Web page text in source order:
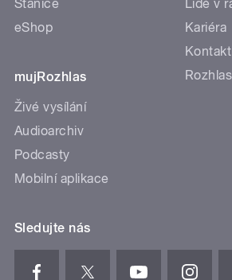
Stanice
eShop
mujRozhlas
Živé vysílání
Audioarchiv
Podcasty
Mobilní aplikace
Lidé v
Kariéra
Kontakt
Sledujte nás